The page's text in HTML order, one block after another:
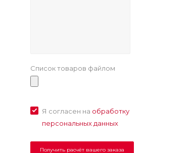
Список товаров файлом
Я согласен на обработку
персональных данных